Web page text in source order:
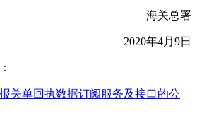
海关总署
2020年4月9日
关单回执数据订阅服务及接口的公